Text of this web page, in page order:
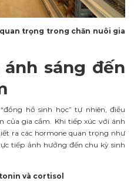
trọng trong chăn nuôi gia
sáng đến
hồ sinh học” tự nhiên, điều
của gia cầm. Khi tiếp xúc với ánh
ra các hormone quan trọng như
tiếp ảnh hưởng đến chu kỳ sinh
và cortisol